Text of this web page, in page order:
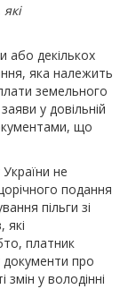
або декількох
яка належить
земельного
у довільній
що
не
подання
пільги зі
які
платник
про
змін у володінні